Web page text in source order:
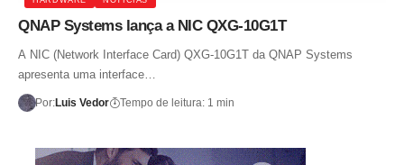
QNAP Systems lança a NIC QXG-10G1T
A NIC (Network Interface Card) QXG-10G1T da QNAP Systems
apresenta uma interface…
Por:Luis Vedor Tempo de leitura: 1 min